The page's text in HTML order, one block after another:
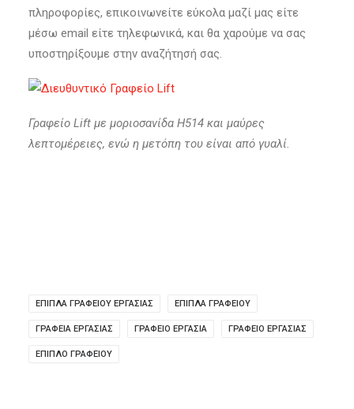
πληροφορίες, επικοινωνείτε εύκολα μαζί μας είτε
μέσω email είτε τηλεφωνικά, και θα χαρούμε να σας
υποστηρίξουμε στην αναζήτησή σας.
Γραφείο Lift με μοριοσανίδα H514 και μαύρες
λεπτομέρειες, ενώ η μετόπη του είναι από γυαλί.
ΈΠΙΠΛΑ ΓΡΑΦΕΊΟΥ ΕΡΓΑΣΙΑΣ ΈΠΙΠΛΑ ΓΡΑΦΕΊΟΥ
ΓΡΑΦΕΊΑ ΕΡΓΑΣΊΑΣ ΓΡΑΦΕΙΟ ΕΡΓΑΣΙΑ ΓΡΑΦΕΙΟ ΕΡΓΑΣΙΑΣ
ΕΠΙΠΛΟ ΓΡΑΦΕΙΟΥ